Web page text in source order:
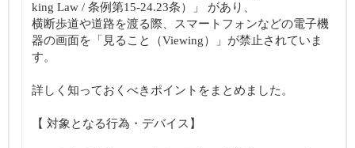
king Law / 条例第15-24.23条）」 があり、
横断歩道や道路を渡る際、スマートフォンなどの電子機
器の画面を「見ること（Viewing）」が禁止されていま
す。
詳しく知っておくべきポイントをまとめました。
【 対象となる行為・デバイス】